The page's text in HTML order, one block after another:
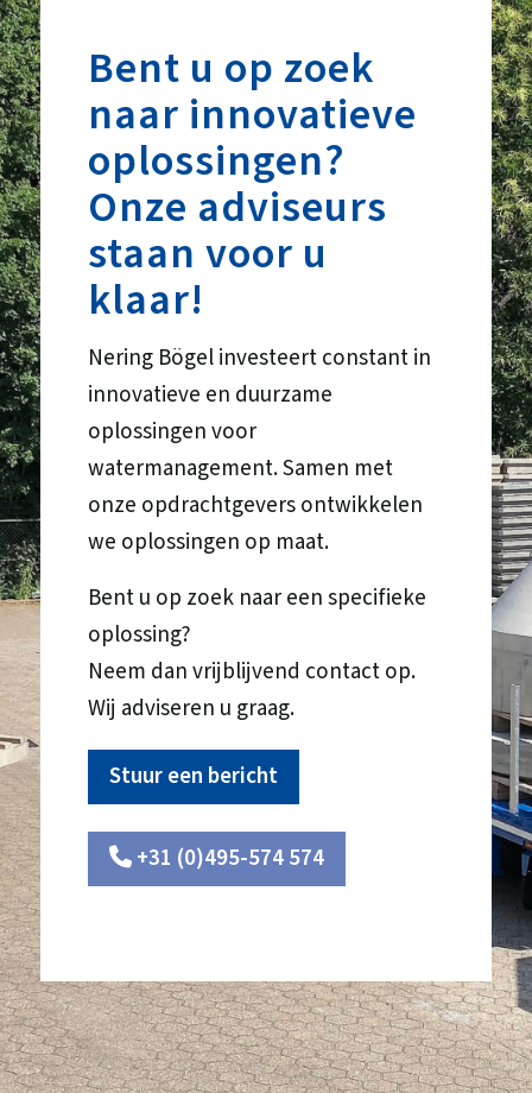
Bent u op zoek
naar innovatieve
oplossingen?
Onze adviseurs
staan voor u
klaar!
Nering Bögel investeert constant in
innovatieve en duurzame
oplossingen voor
watermanagement. Samen met
onze opdrachtgevers ontwikkelen
we oplossingen op maat.
Bent u op zoek naar een specifieke
oplossing?
Neem dan vrijblijvend contact op.
Wij adviseren u graag.
Stuur een bericht
+31 (0)495-574 574